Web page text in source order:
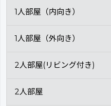
1人部屋（内向き）
1人部屋（外向き）
2人部屋(リビング付き)
2人部屋